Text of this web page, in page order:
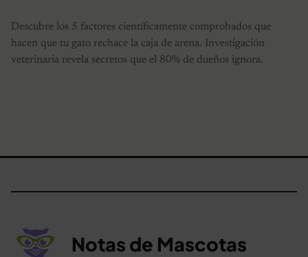
Descubre los 5 factores científicamente comprobados que
hacen que tu gato rechace la caja de arena. Investigación
veterinaria revela secretos que el 80% de dueños ignora.
Notas de Mascotas